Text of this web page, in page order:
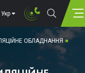
Укр
ОБЛАДНАННЯ